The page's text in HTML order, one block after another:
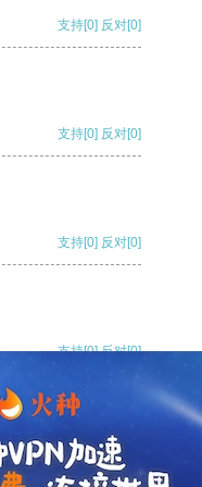
支持[0] 反对[0]
支持[0] 反对[0]
支持[0] 反对[0]
支持[0] 反对[0]
支持[0] 反对